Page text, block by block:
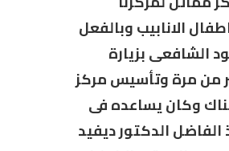
الانابيب وبالفعل
الشافعى بزيارة
من مرة وتأسيس مركز
وكان يساعده فى
الفاضل الدكتور ديفيد